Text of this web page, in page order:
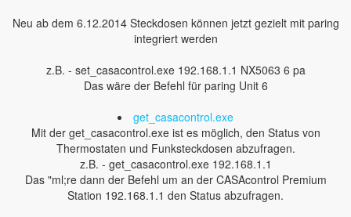
Neu ab dem 6.12.2014 Steckdosen können jetzt gezielt mit paring
integriert werden
z.B. - set_casacontrol.exe 192.168.1.1 NX5063 6 pa
Das wäre der Befehl für paring Unit 6
get_casacontrol.exe
Mit der get_casacontrol.exe ist es möglich, den Status von
Thermostaten und Funksteckdosen abzufragen.
z.B. - get_casacontrol.exe 192.168.1.1
Das "ml;re dann der Befehl um an der CASAcontrol Premium
Station 192.168.1.1 den Status abzufragen.